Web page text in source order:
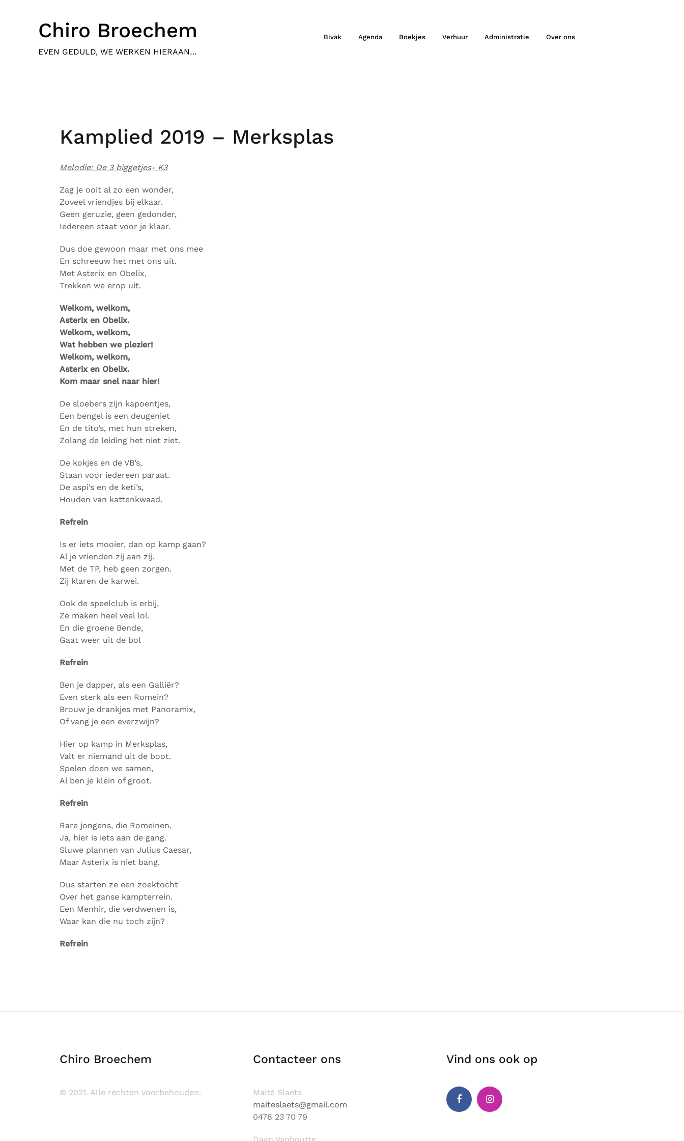
Chiro Broechem
EVEN GEDULD, WE WERKEN HIERAAN…
Bivak Agenda Boekjes Verhuur Administratie Over ons
Kamplied 2019 – Merksplas
Melodie: De 3 biggetjes- K3
Zag je ooit al zo een wonder,
Zoveel vriendjes bij elkaar.
Geen geruzie, geen gedonder,
Iedereen staat voor je klaar.
Dus doe gewoon maar met ons mee
En schreeuw het met ons uit.
Met Asterix en Obelix,
Trekken we erop uit.
Welkom, welkom,
Asterix en Obelix.
Welkom, welkom,
Wat hebben we plezier!
Welkom, welkom,
Asterix en Obelix.
Kom maar snel naar hier!
De sloebers zijn kapoentjes,
Een bengel is een deugeniet
En de tito’s, met hun streken,
Zolang de leiding het niet ziet.
De kokjes en de VB’s,
Staan voor iedereen paraat.
De aspi’s en de keti’s,
Houden van kattenkwaad.
Refrein
Is er iets mooier, dan op kamp gaan?
Al je vrienden zij aan zij.
Met de TP, heb geen zorgen.
Zij klaren de karwei.
Ook de speelclub is erbij,
Ze maken heel veel lol.
En die groene Bende,
Gaat weer uit de bol
Refrein
Ben je dapper, als een Galliër?
Even sterk als een Romein?
Brouw je drankjes met Panoramix,
Of vang je een everzwijn?
Hier op kamp in Merksplas,
Valt er niemand uit de boot.
Spelen doen we samen,
Al ben je klein of groot.
Refrein
Rare jongens, die Romeinen.
Ja, hier is iets aan de gang.
Sluwe plannen van Julius Caesar,
Maar Asterix is niet bang.
Dus starten ze een zoektocht
Over het ganse kampterrein.
Een Menhir, die verdwenen is,
Waar kan die nu toch zijn?
Refrein
Chiro Broechem
© 2021. Alle rechten voorbehouden.
Contacteer ons
Maité Slaets
maiteslaets@gmail.com
0478 23 70 79
Vind ons ook op